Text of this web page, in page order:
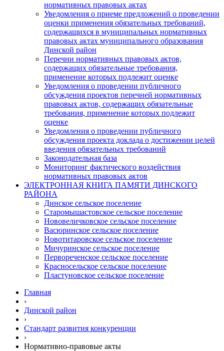
нормативных правовых актах
Уведомления о приеме предложений о проведении
оценки применения обязательных требований,
содержащихся в муниципальных нормативных
правовых актах муниципального образования
Динской район
Перечни нормативных правовых актов,
содержащих обязательные требования,
применение которых подлежит оценке
Уведомления о проведении публичного
обсуждения проектов перечней нормативных
правовых актов, содержащих обязательные
требования, применение которых подлежит
оценке
Уведомления о проведении публичного
обсуждения проекта доклада о достижении целей
введения обязательных требований
Законодательная база
Мониторинг фактического воздействия
нормативных правовых актов
ЭЛЕКТРОННАЯ КНИГА ПАМЯТИ ДИНСКОГО
РАЙОНА
Динское сельское поселение
Старомышастовское сельское поселение
Нововеличковское сельское поселение
Васюринское сельское поселение
Новотитаровское сельское поселение
Мичуринское сельское поселение
Первореченское сельское поселение
Красносельское сельское поселение
Пластуновское сельское поселение
Главная
›
Динской район
›
Стандарт развития конкуренции
›
Нормативно-правовые акты